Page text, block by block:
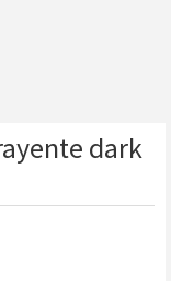
dark